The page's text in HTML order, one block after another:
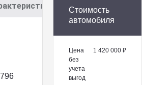
Описание
Стоимость
автомобиля
Цена
без
учета
выгод
1 420 000 ₽